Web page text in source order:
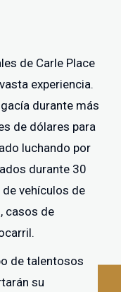
de Carle Place
experiencia.
durante más
de dólares para
luchando por
durante 30
vehículos de
casos de
de talentosos
su